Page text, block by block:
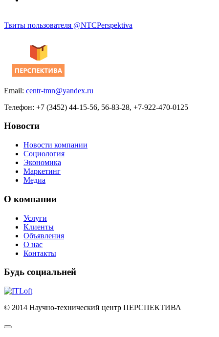
Твиты пользователя @NTCPerspektiva
Email: centr-tmn@yandex.ru
Телефон: +7 (3452) 44-15-56, 56-83-28, +7-922-470-0125
Новости
Новости компании
Социология
Экономика
Маркетинг
Медиа
О компании
Услуги
Клиенты
Объявления
О нас
Контакты
Будь социальней
© 2014 Научно-технический центр ПЕРСПЕКТИВА